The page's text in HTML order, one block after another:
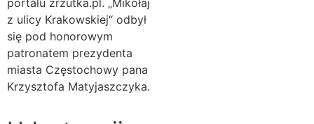
portalu zrzutka.pl. „Mikołaj
z ulicy Krakowskiej“ odbył
się pod honorowym
patronatem prezydenta
miasta Częstochowy pana
Krzysztofa Matyjaszczyka.